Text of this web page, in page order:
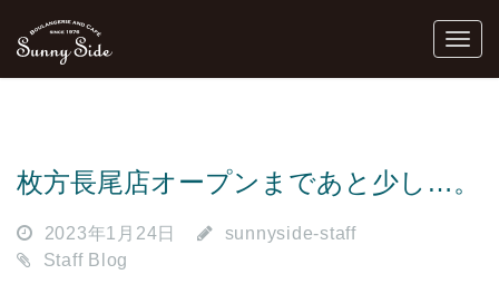
枚方長尾店オープンまであと少し…。
2023年1月24日
sunnyside-staff
Staff Blog